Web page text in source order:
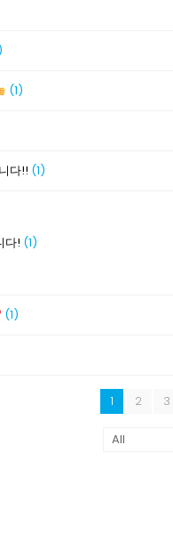
(1)
다!! (1)
다! (1)
(1)
1 2 3